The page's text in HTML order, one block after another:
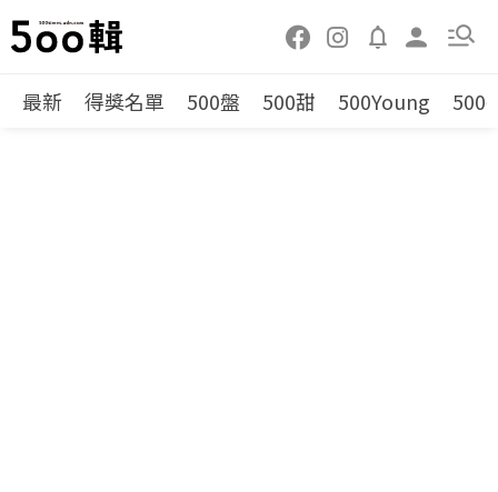
最新 得獎名單 500盤 500甜 500Young 500